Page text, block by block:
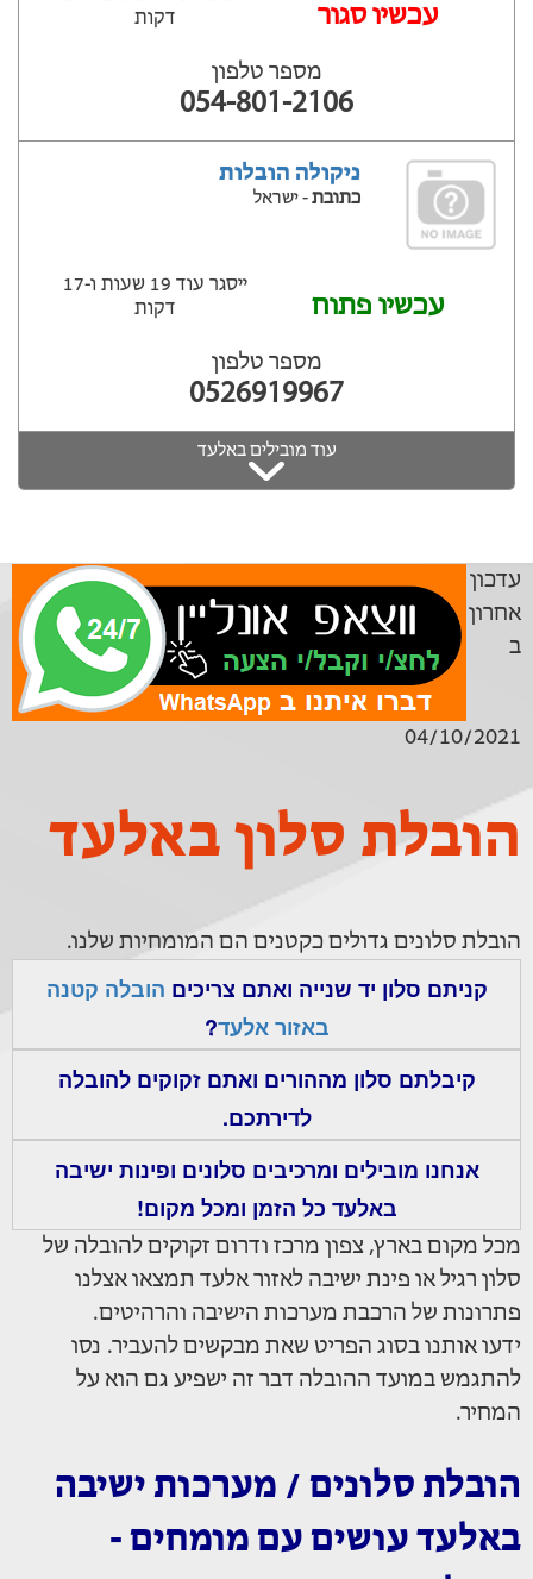
‫עכשיו סגור
דקות
מספר טלפון
054-801-2106
ניקולה הובלות
כתובת- ישראל
עכשיו פתוח
ייסגר עוד 19 שעות ‫ו-17
דקות
מספר טלפון
0526919967
עוד מובילים באלעד
עדכון
אחרון
ב
04/10/2021
הובלת סלון באלעד
הובלת סלונים גדולים כקטנים הם המומחיות שלנו.
קניתם סלון יד שנייה ואתם צריכים הובלה קטנה
באזור אלעד?
קיבלתם סלון מההורים ואתם זקוקים להובלה
לדירתכם.
אנחנו מובילים ומרכיבים סלונים ופינות ישיבה
באלעד כל הזמן ומכל מקום!
מכל מקום בארץ, צפון מרכז ודרום זקוקים להובלה של
סלון רגיל או פינת ישיבה לאזור אלעד תמצאו אצלנו
פתרונות של הרכבת מערכות הישיבה והרהיטים.
ידעו אותנו בסוג הפריט שאת מבקשים להעביר. נסו
להתגמש במועד ההובלה דבר זה ישפיע גם הוא על
המחיר.
הובלת סלונים / מערכות ישיבה
באלעד עושים עם מומחים -